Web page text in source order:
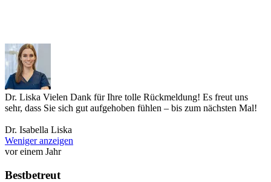
Dr. Liska Vielen Dank für Ihre tolle Rückmeldung! Es freut uns
sehr, dass Sie sich gut aufgehoben fühlen – bis zum nächsten Mal!
Dr. Isabella Liska
Weniger anzeigen
vor einem Jahr
Bestbetreut